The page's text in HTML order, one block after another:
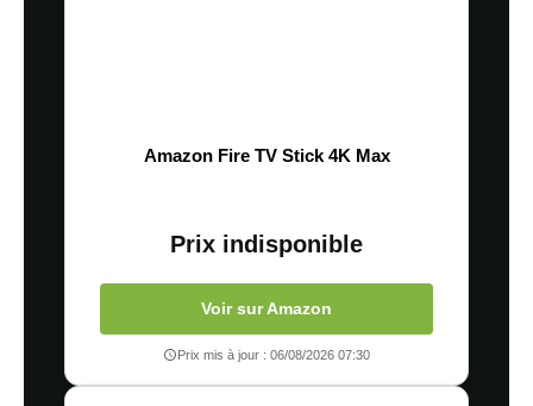
Amazon Fire TV Stick 4K Max
Prix indisponible
Voir sur Amazon
Prix mis à jour : 06/08/2026 07:30